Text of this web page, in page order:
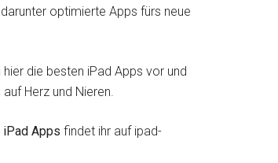
optimierte Apps fürs neue
hier die besten iPad Apps vor und
Herz und Nieren.
iPad Apps findet ihr auf ipad-